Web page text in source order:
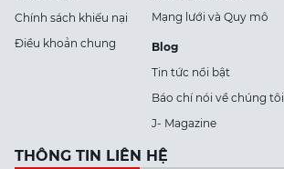
Chính sách khiếu nại
Điều khoản chung
Mạng lưới và Quy mô
Blog
Tin tức nổi bật
Báo chí nói về chúng tôi
J- Magazine
THÔNG TIN LIÊN HỆ